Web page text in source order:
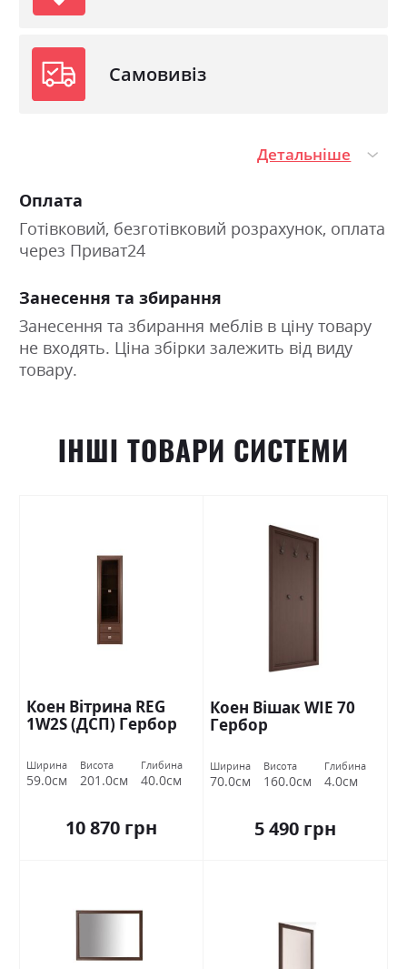
Самовивіз
Детальніше
Оплата
Готівковий, безготівковий розрахунок, оплата
через Приват24
Занесення та збирання
Занесення та збирання меблів в ціну товару
не входять. Ціна збірки залежить від виду
товару.
ІНШІ ТОВАРИ СИСТЕМИ
Коен Вітрина REG
1W2S (ДСП) Гербор
Ширина
59.0см
Висота
201.0см
Глибина
40.0см
10 870 грн
Коен Вішак WIE 70
Гербор
Ширина
70.0см
Висота
160.0см
Глибина
4.0см
5 490 грн